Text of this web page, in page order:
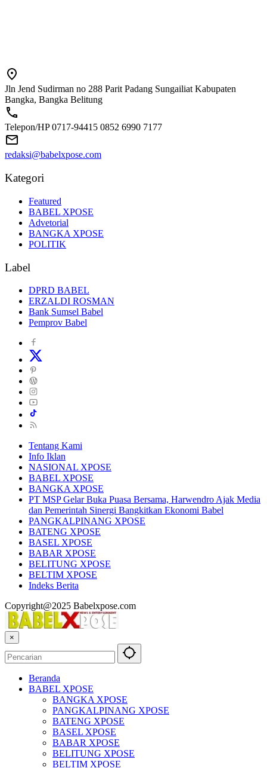
Jln Jend Sudirman no 288 Parit Padang Sungailiat Kabupaten
Bangka, Bangka Belitung
Telepon/HP 0717-94415 0852 6990 7177
redaksi@babelxpose.com
Kategori
Featured
BABEL XPOSE
Advetorial
BANGKA XPOSE
POLITIK
Label
DPRD BABEL
ERZALDI ROSMAN
Bank Sumsel Babel
Pemprov Babel
Tentang Kami
Info Iklan
NASIONAL XPOSE
BABEL XPOSE
BANGKA XPOSE
PT MSP Gelar Buka Puasa Bersama, Harwendro Ajak Media
dan Pemerintah Sinergi Bangkitkan Ekonomi Babel
PANGKALPINANG XPOSE
BATENG XPOSE
BASEL XPOSE
BABAR XPOSE
BELITUNG XPOSE
BELTIM XPOSE
Indeks Berita
Copyright@2025 Babelxpose.com
×
Beranda
BABEL XPOSE
BANGKA XPOSE
PANGKALPINANG XPOSE
BATENG XPOSE
BASEL XPOSE
BABAR XPOSE
BELITUNG XPOSE
BELTIM XPOSE